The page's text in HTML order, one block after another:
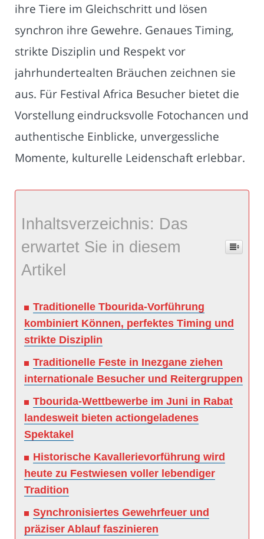
ihre Tiere im Gleichschritt und lösen
synchron ihre Gewehre. Genaues Timing,
strikte Disziplin und Respekt vor
jahrhundertealten Bräuchen zeichnen sie
aus. Für Festival Africa Besucher bietet die
Vorstellung eindrucksvolle Fotochancen und
authentische Einblicke, unvergessliche
Momente, kulturelle Leidenschaft erlebbar.
Inhaltsverzeichnis: Das
erwartet Sie in diesem
Artikel
Traditionelle Tbourida-Vorführung
kombiniert Können, perfektes Timing und
strikte Disziplin
Traditionelle Feste in Inezgane ziehen
internationale Besucher und Reitergruppen
Tbourida-Wettbewerbe im Juni in Rabat
landesweit bieten actiongeladenes
Spektakel
Historische Kavallerievorführung wird
heute zu Festwiesen voller lebendiger
Tradition
Synchronisiertes Gewehrfeuer und
präziser Ablauf faszinieren